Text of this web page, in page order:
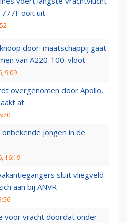
ooit uit
door: maatschappij gaat
van A220-100-vloot
9:09
overgenomen door Apollo,
af
jongen in de
16:19
sluit vliegveld
aan bij ANVR
voor vracht doordat onder